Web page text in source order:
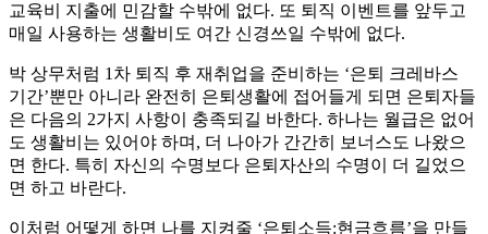
교육비 지출에 민감할 수밖에 없다. 또 퇴직 이벤트를 앞두고
매일 사용하는 생활비도 여간 신경쓰일 수밖에 없다.
박 상무처럼 1차 퇴직 후 재취업을 준비하는 ‘은퇴 크레바스
기간’뿐만 아니라 완전히 은퇴생활에 접어들게 되면 은퇴자들
은 다음의 2가지 사항이 충족되길 바한다. 하나는 월급은 없어
도 생활비는 있어야 하며, 더 나아가 간간히 보너스도 나왔으
면 한다. 특히 자신의 수명보다 은퇴자산의 수명이 더 길었으
면 하고 바란다.
이처럼 어떻게 하면 나를 지켜줄 ‘은퇴소득:현금흐름’을 만들